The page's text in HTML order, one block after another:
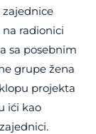
radionici
sa posebnim
grupe žena
projekta
ići kao